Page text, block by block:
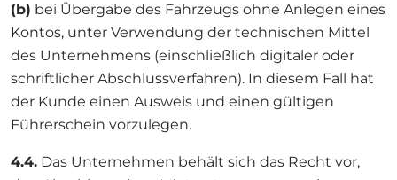
(b) bei Übergabe des Fahrzeugs ohne Anlegen eines
Kontos, unter Verwendung der technischen Mittel
des Unternehmens (einschließlich digitaler oder
schriftlicher Abschlussverfahren). In diesem Fall hat
der Kunde einen Ausweis und einen gültigen
Führerschein vorzulegen.
4.4. Das Unternehmen behält sich das Recht vor,